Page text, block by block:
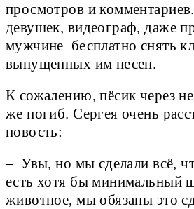
просмотров и
девушек, видеограф, даже
мужчине бесплатно снять
выпущенных им песен.
К сожалению, пёсик через
же погиб. Сергея очень
новость:
– Увы, но мы сделали всё,
есть хотя бы минимальный
животное, мы обязаны это